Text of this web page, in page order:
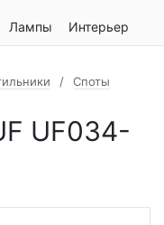
Лампы Интерьер
Споты
UF034-